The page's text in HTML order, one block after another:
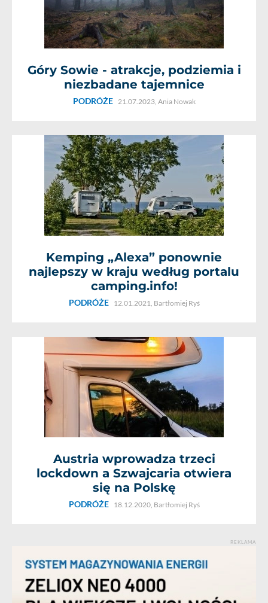
Góry Sowie - atrakcje, podziemia i
niezbadane tajemnice
PODRÓŻE 21.07.2023, Ania Nowak
Kemping „Alexa” ponownie
najlepszy w kraju według portalu
camping.info!
PODRÓŻE 12.01.2021, Bartłomiej Ryś
Austria wprowadza trzeci
lockdown a Szwajcaria otwiera
się na Polskę
PODRÓŻE 18.12.2020, Bartłomiej Ryś
REKLAMA